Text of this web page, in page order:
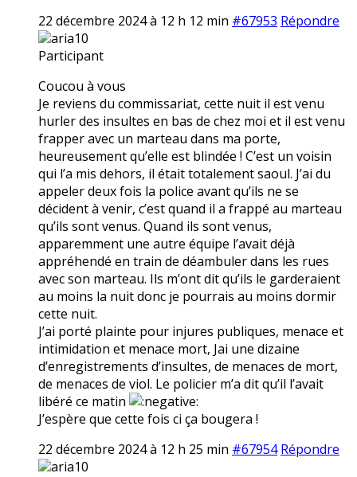
22 décembre 2024 à 12 h 12 min #67953 Répondre
aria10
Participant
Coucou à vous
Je reviens du commissariat, cette nuit il est venu
hurler des insultes en bas de chez moi et il est venu
frapper avec un marteau dans ma porte,
heureusement qu’elle est blindée ! C’est un voisin
qui l’a mis dehors, il était totalement saoul. J’ai du
appeler deux fois la police avant qu’ils ne se
décident à venir, c’est quand il a frappé au marteau
qu’ils sont venus. Quand ils sont venus,
apparemment une autre équipe l’avait déjà
appréhendé en train de déambuler dans les rues
avec son marteau. Ils m’ont dit qu’ils le garderaient
au moins la nuit donc je pourrais au moins dormir
cette nuit.
J’ai porté plainte pour injures publiques, menace et
intimidation et menace mort, Jai une dizaine
d’enregistrements d’insultes, de menaces de mort,
de menaces de viol. Le policier m’a dit qu’il l’avait
libéré ce matin
J’espère que cette fois ci ça bougera !
22 décembre 2024 à 12 h 25 min #67954 Répondre
aria10